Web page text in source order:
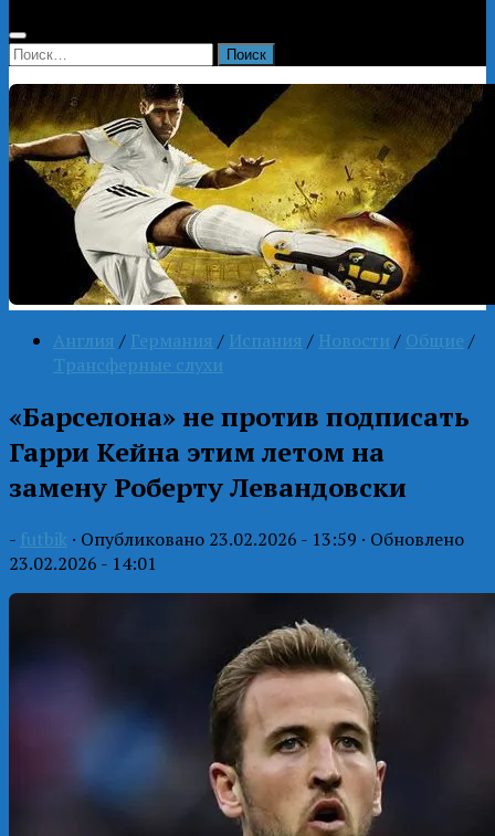
Найти:
Англия / Германия / Испания / Новости / Общие /
Трансферные слухи
«Барселона» не против подписать
Гарри Кейна этим летом на
замену Роберту Левандовски
- futbik · Опубликовано 23.02.2026 - 13:59 · Обновлено
23.02.2026 - 14:01